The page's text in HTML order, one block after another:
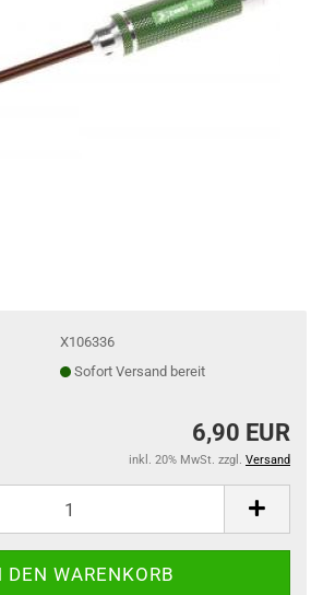
X106336
Sofort Versand bereit
6,90 EUR
inkl. 20% MwSt. zzgl. Versand